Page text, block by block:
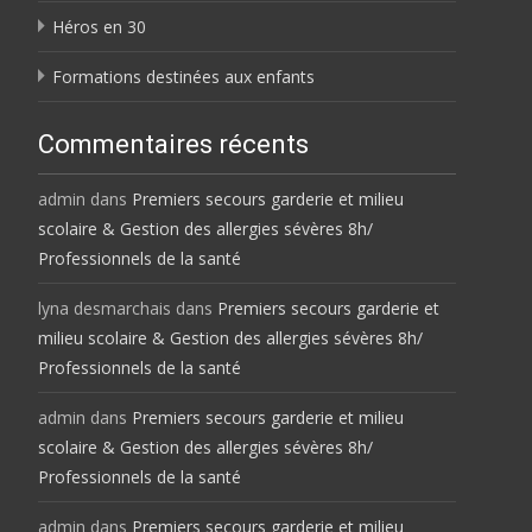
Héros en 30
Formations destinées aux enfants
Commentaires récents
admin dans Premiers secours garderie et milieu
scolaire & Gestion des allergies sévères 8h/
Professionnels de la santé
lyna desmarchais dans Premiers secours garderie et
milieu scolaire & Gestion des allergies sévères 8h/
Professionnels de la santé
admin dans Premiers secours garderie et milieu
scolaire & Gestion des allergies sévères 8h/
Professionnels de la santé
admin dans Premiers secours garderie et milieu